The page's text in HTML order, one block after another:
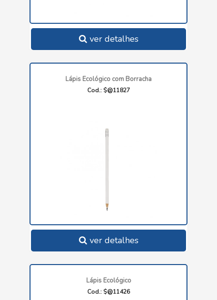
ver detalhes
Lápis Ecológico com Borracha
Cod.: $@11827
ver detalhes
Lápis Ecológico
Cod.: $@11426